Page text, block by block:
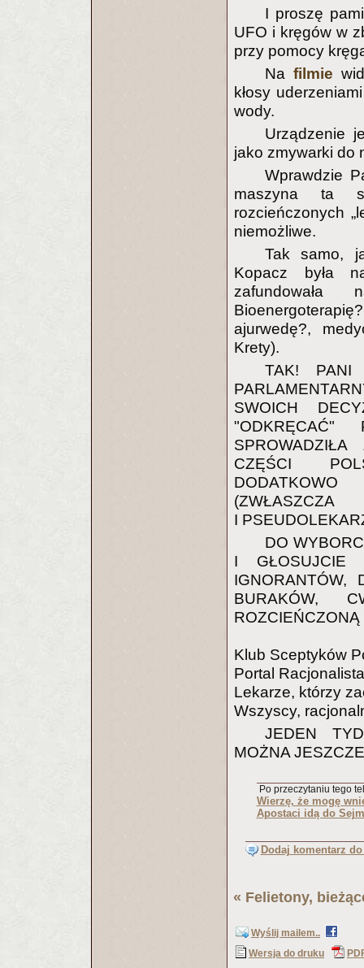
I proszę
UFO i kręgów w
przy pomocy
Na filmie
kłosy
wody.
Urządzenie
jako zmywarki do
Wprawdzie
maszyna ta
rozcieńczonych
niemożliwe.
Tak samo,
Kopacz była
ajurwedę?,
Krety).
TAK! PANI
SWOICH
"ODKRĘCAĆ"
CZĘŚCI
DODATKOWO
I
DO
I
IGNORANTÓW,
BURAKÓW,
Klub Sceptyków
Portal Racjonalista
Lekarze, którzy
Wszyscy,
JEDEN
MOŻNA
Po przeczytaniu tego
Wierzę, że mogę
Apostaci idą do
Dodaj komentarz
« Felietony,
Wyślij mailem..
Wersja do druku